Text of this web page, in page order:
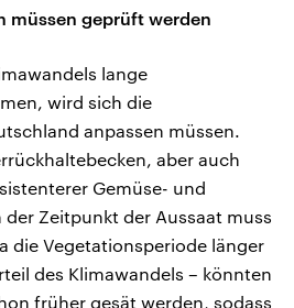
müssen geprüft werden
lange
wird sich die
anpassen müssen.
aber auch
Gemüse- und
Zeitpunkt der Aussaat muss
die Vegetationsperiode länger
des Klimawandels – könnten
früher gesät werden, sodass